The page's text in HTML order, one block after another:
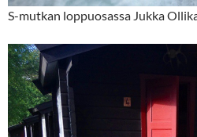
S-mutkan loppuosassa Jukka